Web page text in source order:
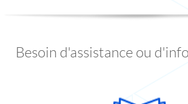
Besoin d'assistance ou